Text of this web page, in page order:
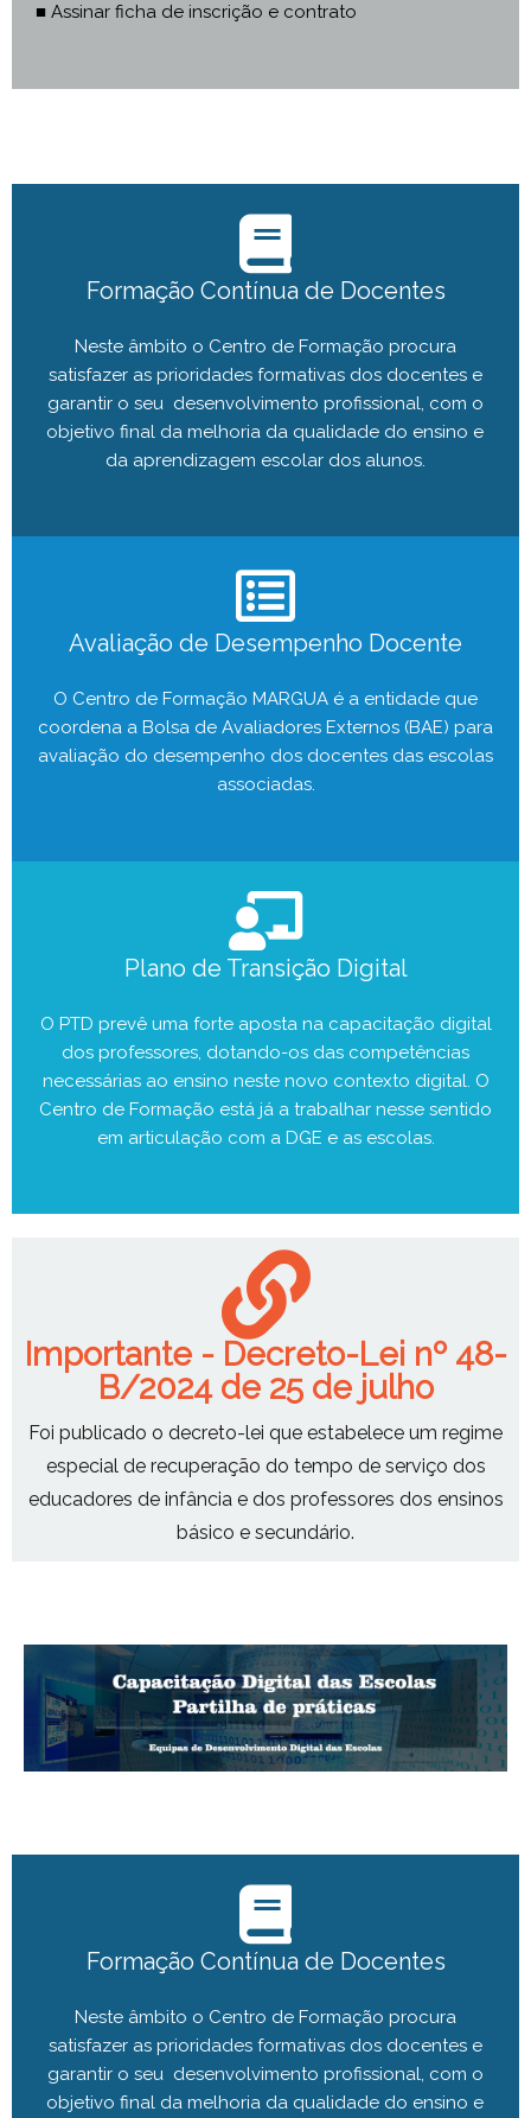
■ Assinar ficha de inscrição e contrato
Formação Contínua de Docentes
Neste âmbito o Centro de Formação procura
satisfazer as prioridades formativas dos docentes e
garantir o seu desenvolvimento profissional, com o
objetivo final da melhoria da qualidade do ensino e
da aprendizagem escolar dos alunos.
Avaliação de Desempenho Docente
O Centro de Formação MARGUA é a entidade que
coordena a Bolsa de Avaliadores Externos (BAE) para
avaliação do desempenho dos docentes das escolas
associadas.
Plano de Transição Digital
O PTD prevê uma forte aposta na capacitação digital
dos professores, dotando-os das competências
necessárias ao ensino neste novo contexto digital. O
Centro de Formação está já a trabalhar nesse sentido
em articulação com a DGE e as escolas.
Importante - Decreto-Lei nº 48-
B/2024 de 25 de julho
Foi publicado o decreto-lei que estabelece um regime
especial de recuperação do tempo de serviço dos
educadores de infância e dos professores dos ensinos
básico e secundário.
Formação Contínua de Docentes
Neste âmbito o Centro de Formação procura
satisfazer as prioridades formativas dos docentes e
garantir o seu desenvolvimento profissional, com o
objetivo final da melhoria da qualidade do ensino e